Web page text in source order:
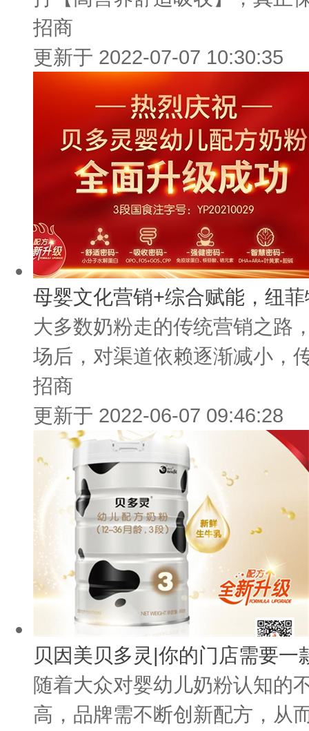
招商
更新于 2022-07-07 10:30:35
母婴文化营销+综合赋能，纽
大多数奶粉走的传统营销之路
场后，对渠道依赖逐渐减小，
招商
更新于 2022-06-07 09:46:28
贝因美贝多灵|你的门店需要
随着大众对婴幼儿奶粉认知的
高，品牌需不断创新配方，从